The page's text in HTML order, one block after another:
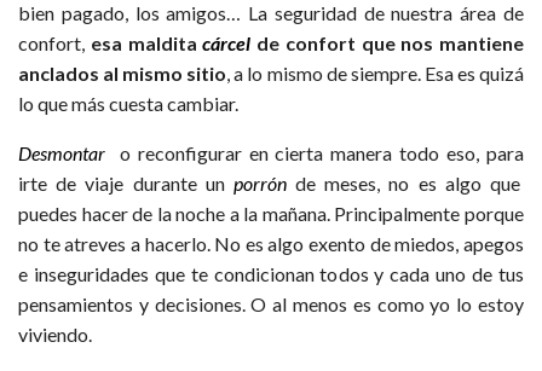
bien pagado, los amigos… La seguridad de nuestra área de
confort, esa malditacárcel de confort que nos mantiene
anclados al mismo sitio, a lo mismo de siempre. Esa es quizá
lo que más cuesta cambiar.
Desmontar o reconfigurar en cierta manera todo eso, para
irte de viaje durante un porrónde meses, no es algo que
puedes hacer de la noche a la mañana. Principalmente porque
no te atreves a hacerlo. No es algo exento de miedos, apegos
e inseguridades que te condicionan todos y cada uno de tus
pensamientos y decisiones. O al menos es como yo lo estoy
viviendo.